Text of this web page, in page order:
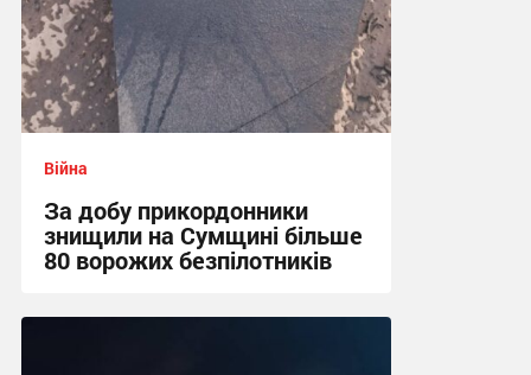
Війна
За добу прикордонники
знищили на Сумщині більше
80 ворожих безпілотників